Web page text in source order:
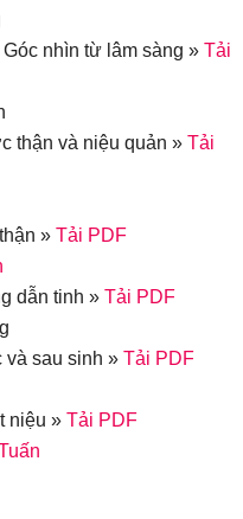
nhìn từ lâm sàng » Tải
thận và niệu quản » Tải
» Tải PDF
dẫn tinh » Tải PDF
sau sinh » Tải PDF
niệu » Tải PDF